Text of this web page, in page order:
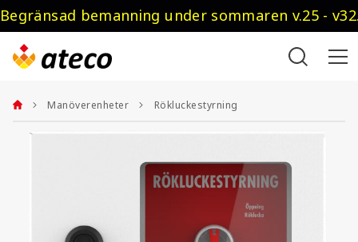
Begränsad bemanning under sommaren v.25 -
Manöverenheter Rökluckestyrning